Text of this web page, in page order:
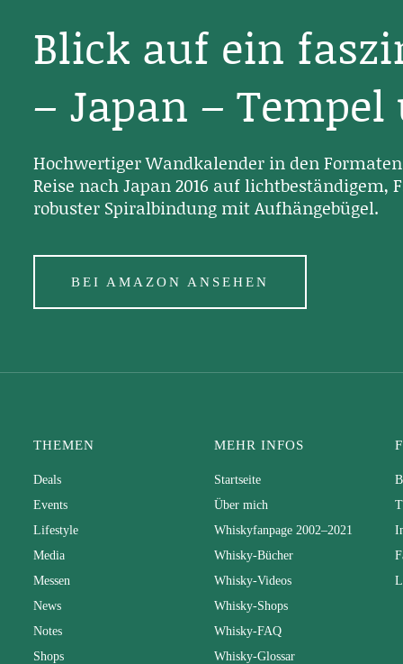
Blick auf ein
– Japan –
Hochwertiger Wandkalender in den
Reise nach Japan 2016 auf
robuster Spiralbindung mit Aufhängebügel.
BEI AMAZON ANSEHEN
THEMEN
Deals
Events
Lifestyle
Media
Messen
News
Notes
Shops
MEHR INFOS
Startseite
Über mich
Whiskyfanpage 2002–2021
Whisky-Bücher
Whisky-Videos
Whisky-Shops
Whisky-FAQ
Whisky-Glossar